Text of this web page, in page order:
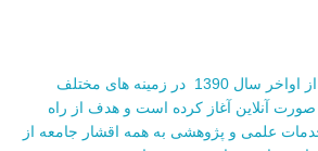
تیم پژوهشی کوله پشتی از اواخر سال 1390 در زمینه های مختلف
آنلاین آغاز کرده است و هدف از راه
علمی و پژوهشی به همه اقشار جامعه از